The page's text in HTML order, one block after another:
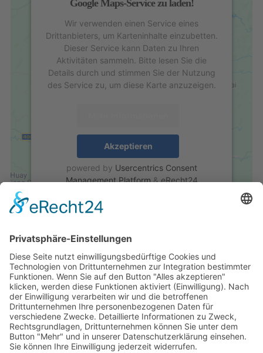
Google Maps-Service zu laden!
Wir verwenden einen Service eines
Drittanbieters, um Karteninhalte einzubetten.
Dieser Service kann Daten zu Ihren
Aktivitäten sammeln. Bitte lesen Sie die
Details durch und stimmen Sie der Nutzung
des Service zu, um diese Karte anzuzeigen.
Akzeptieren
powered by Usercentrics Consent
Management Platform&eRecht24
Kontakt
Anfahrt
info@makslindau.de
Info
Events
Aktuelles
Verein
Impressum
Datenschutz